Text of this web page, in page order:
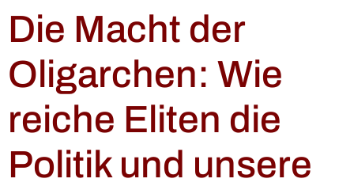
Die Macht der
Oligarchen: Wie
reiche Eliten die
Politik und unsere